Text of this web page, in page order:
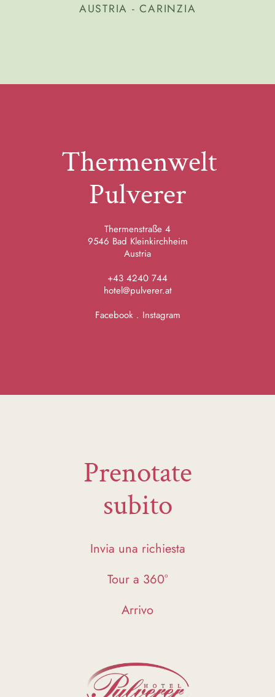
AUSTRIA - CARINZIA
Thermenwelt
Pulverer
Thermenstraße 4
9546 Bad Kleinkirchheim
Austria
+43 4240 744
hotel@pulverer.at
Facebook. Instagram
Prenotate
subito
Invia una richiesta
Tour a 360°
Arrivo